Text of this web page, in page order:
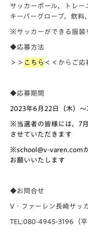
サッカーボール、トレー
キーパーグローブ、飲料
※サッカーができる服装
◆応募方法
＞＞ こちら ＜＜ からご応
◆応募期間
2023年6月22日（木）
※当選者の皆様には、7
させていただきます
※school@v-varen.com
お願いいたします
◆ お問合せ
V・ファーレン長崎サ
TEL:080-4945-3196（平